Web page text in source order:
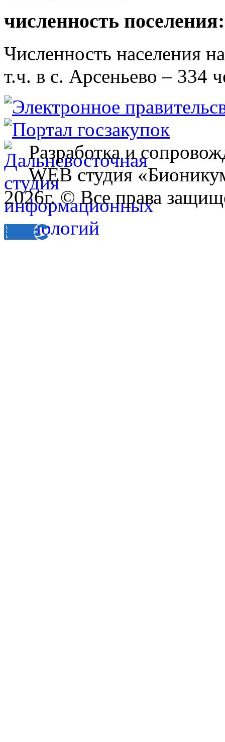
численность поселения:
Численность населения
т.ч. в с. Арсеньево – 334
Разработка и
WEB студия
2026г. © Все права